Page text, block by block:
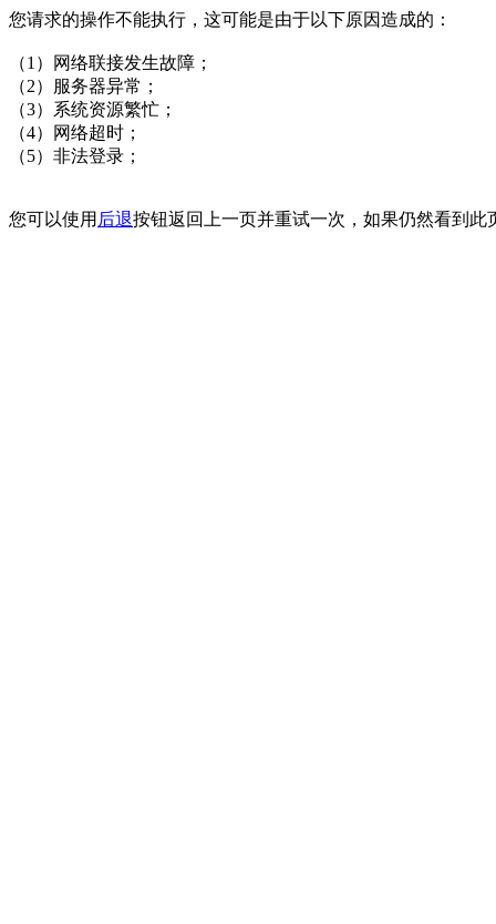
您请求的操作不能执行，这可能是由于以下原因造成的：
（1）网络联接发生故障；
（2）服务器异常；
（3）系统资源繁忙；
（4）网络超时；
（5）非法登录；
您可以使用 后退按钮返回上一页并重试一次，如果仍然看到此